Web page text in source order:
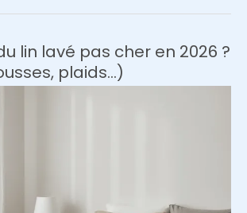
lin lavé pas cher en 2026 ?
plaids…)